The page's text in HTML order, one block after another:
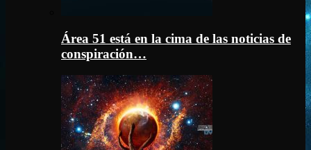
Área 51 está en la cima de las noticias de
conspiración…